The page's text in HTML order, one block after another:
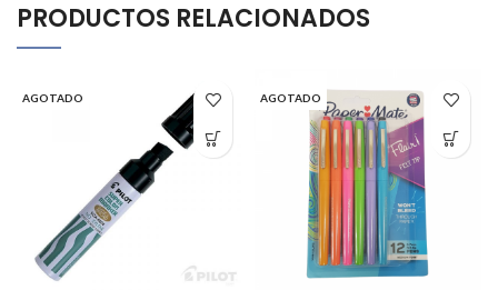
PRODUCTOS RELACIONADOS
AGOTADO AGOTADO